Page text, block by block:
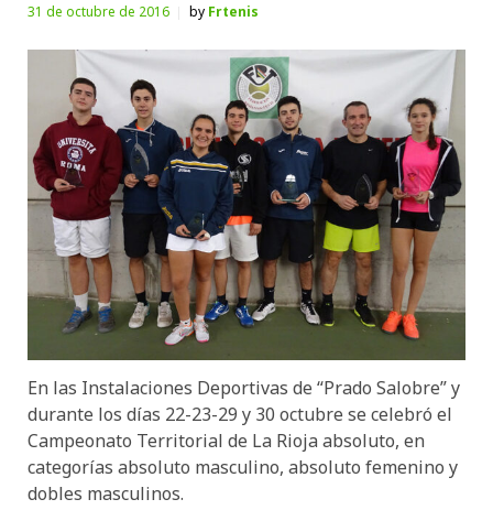
31 de octubre de 2016 by Frtenis
En las Instalaciones Deportivas de “Prado Salobre” y
durante los días 22-23-29 y 30 octubre se celebró el
Campeonato Territorial de La Rioja absoluto, en
categorías absoluto masculino, absoluto femenino y
dobles masculinos.